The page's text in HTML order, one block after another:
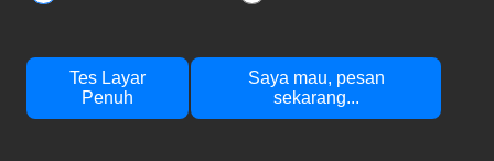
Tes Layar
Penuh
Saya mau, pesan
sekarang...